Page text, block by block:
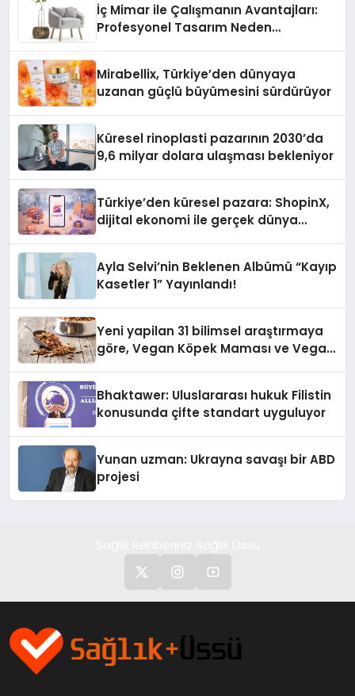
İç Mimar ile Çalışmanın Avantajları:
Profesyonel Tasarım Neden
Mirabellix, Türkiye’den dünyaya
uzanan güçlü büyümesini sürdürüyor
Küresel rinoplasti pazarının 2030’da
9,6 milyar dolara ulaşması bekleniyor
Türkiye’den küresel pazara: ShopinX,
dijital ekonomi ile gerçek dünya
Ayla Selvi’nin Beklenen Albümü “Kayıp
Kasetler 1” Yayınlandı!
Yeni yapilan 31 bilimsel araştırmaya
göre, Vegan Köpek Maması ve Vegan
Bhaktawer: Uluslararası hukuk Filistin
konusunda çifte standart uyguluyor
Yunan uzman: Ukrayna savaşı bir ABD
projesi